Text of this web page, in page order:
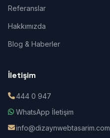
Referanslar
Hakkımızda
Blog & Haberler
İletişim
444 0 947
WhatsApp İletişim
info@dizaynwebtasarim.com